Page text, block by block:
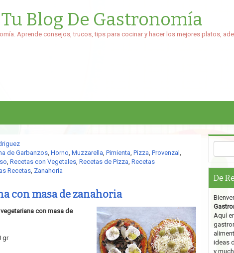
Blog De Gastronomía
Aprende consejos, trucos, tips para cocinar y hacer los mejores platos,
de Garbanzos, Horno, Muzzarella, Pimienta, Pizza, Provenzal ,
, Recetas con Vegetales, Recetas de Pizza, Recetas
Recetas, Zanahoria
con masa de zanahoria
con masa de
gr
De
Aquí
ideas
y